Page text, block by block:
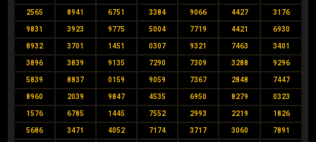
2565 8941 6751 3384 9066 4427 3176
9831 3923 9775 5004 7719 4421 6930
8932 3701 1451 0307 9321 7463 3401
3896 3839 9135 7290 7309 3288 9296
5839 8837 0159 9059 7367 2848 7447
8960 2039 9847 4535 6950 8279 0323
1576 6785 1445 7552 2993 2219 1826
5686 3471 4052 7174 3717 3060 7891